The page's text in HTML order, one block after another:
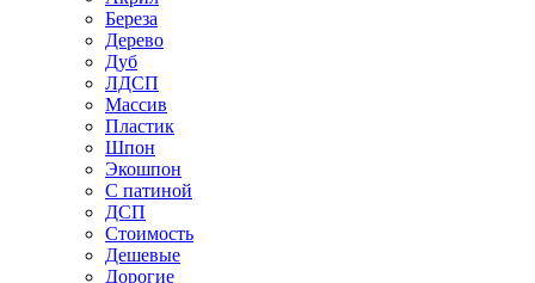
Береза
Дерево
Дуб
ЛДСП
Массив
Пластик
Шпон
Экошпон
С патиной
ДСП
Стоимость
Дешевые
Дорогие